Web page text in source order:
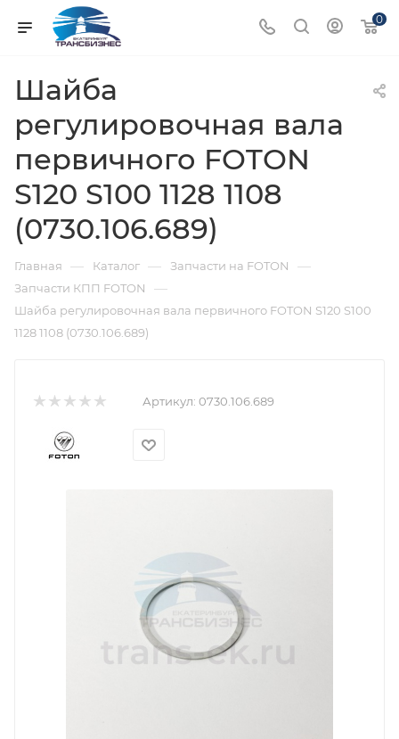
0
Шайба
регулировочная вала
первичного FOTON
S120 S100 1128 1108
(0730.106.689)
Главная — Каталог — Запчасти на FOTON —
Запчасти КПП FOTON —
Шайба регулировочная вала первичного FOTON S120 S100
1128 1108 (0730.106.689)
Артикул: 0730.106.689